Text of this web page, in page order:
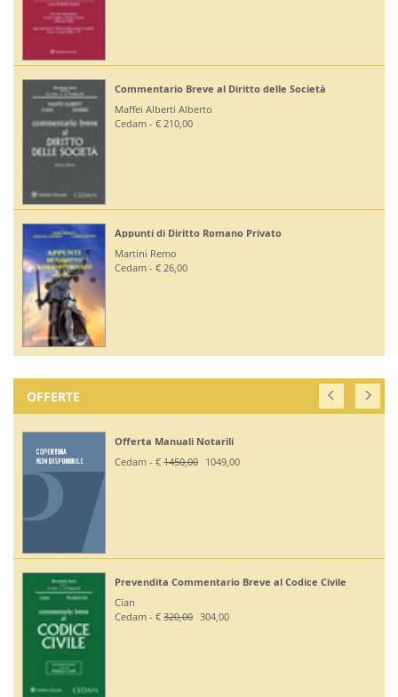
Commentario Breve al Diritto delle Società
Maffei Alberti Alberto
Cedam - € 210,00
Appunti di Diritto Romano Privato
Martini Remo
Cedam - € 26,00
OFFERTE
Offerta Manuali Notarili
Cedam - € 1450,00 1049,00
Prevendita Commentario Breve al Codice Civile
Cian
Cedam - € 320,00 304,00